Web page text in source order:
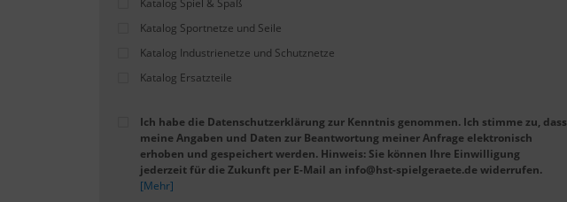
Katalog Spiel & Spaß
Katalog Sportnetze und Seile
Katalog Industrienetze und Schutznetze
Katalog Ersatzteile
Ich habe die Datenschutzerklärung zur Kenntnis genommen. Ich stimme zu, dass
meine Angaben und Daten zur Beantwortung meiner Anfrage elektronisch
erhoben und gespeichert werden. Hinweis: Sie können Ihre Einwilligung
jederzeit für die Zukunft per E-Mail an info@hst-spielgeraete.de widerrufen.
[Mehr]